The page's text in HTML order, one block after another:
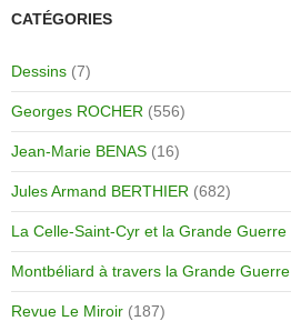
CATÉGORIES
Dessins (7)
Georges ROCHER (556)
Jean-Marie BENAS (16)
Jules Armand BERTHIER (682)
La Celle-Saint-Cyr et la Grande Guerre
Montbéliard à travers la Grande Guerre
Revue Le Miroir (187)